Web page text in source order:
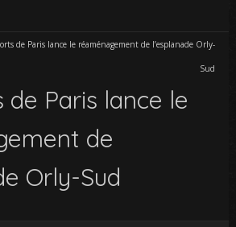
de Paris lance le réaménagement de l’esplanade Orly-
Sud
de Paris lance le
de
Orly-Sud